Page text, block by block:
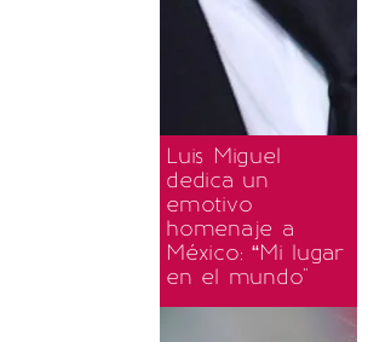
Luis Miguel
dedica un
emotivo
homenaje a
México: “Mi lugar
en el mundo"